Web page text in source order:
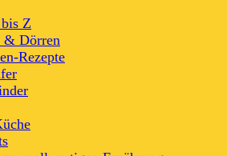
Z
& Dörren
Rezepte